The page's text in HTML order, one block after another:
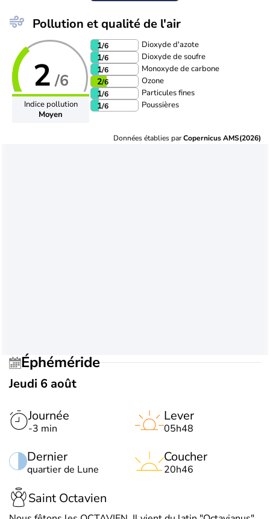
Pollution et qualité de l'air
2 /6
Indice pollution
Moyen
1/6 Dioxyde d'azote
1/6 Dioxyde de soufre
1/6 Monoxyde de carbone
2/6 Ozone
1/6 Particules fines
1/6 Poussières
Données établies parCopernicus AMS(2026)
Éphéméride
Jeudi 6 août
Journée
-3 min
Dernier
quartier de Lune
Lever
05h48
Coucher
20h46
Saint Octavien